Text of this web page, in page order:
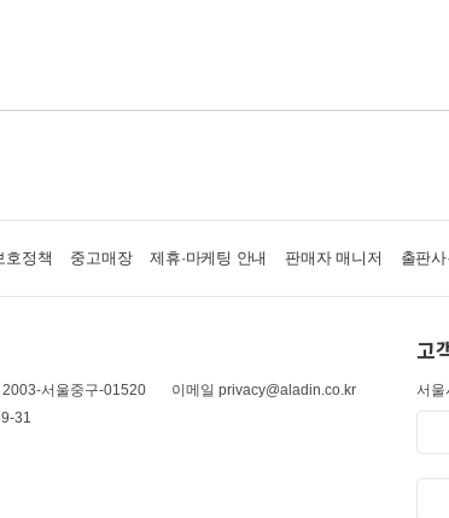
호정책 중고매장 제휴·마케팅 안내 판매자 매니저 출판사
2003-서울중구-01520
이메일 privacy@aladin.co.kr
31
고
서울